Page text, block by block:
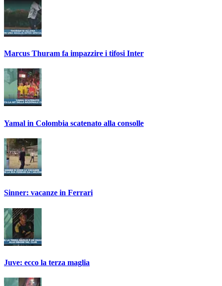
Marcus Thuram fa impazzire i tifosi Inter
Yamal in Colombia scatenato alla consolle
Sinner: vacanze in Ferrari
Juve: ecco la terza maglia